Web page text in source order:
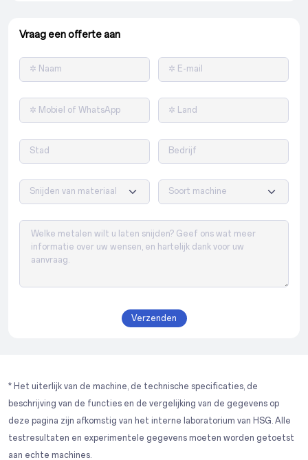
Vraag een offerte aan
Verzenden
* Het uiterlijk van de machine, de technische specificaties, de
beschrijving van de functies en de vergelijking van de gegevens op
deze pagina zijn afkomstig van het interne laboratorium van HSG. Alle
testresultaten en experimentele gegevens moeten worden getoetst
aan echte machines.